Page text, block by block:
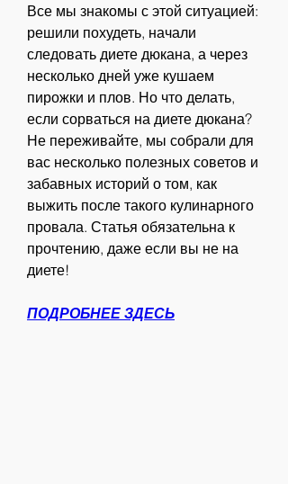
Все мы знакомы с этой ситуацией:
решили похудеть, начали
следовать диете дюкана, а через
несколько дней уже кушаем
пирожки и плов. Но что делать,
если сорваться на диете дюкана?
Не переживайте, мы собрали для
вас несколько полезных советов и
забавных историй о том, как
выжить после такого кулинарного
провала. Статья обязательна к
прочтению, даже если вы не на
диете!
ПОДРОБНЕЕ ЗДЕСЬ